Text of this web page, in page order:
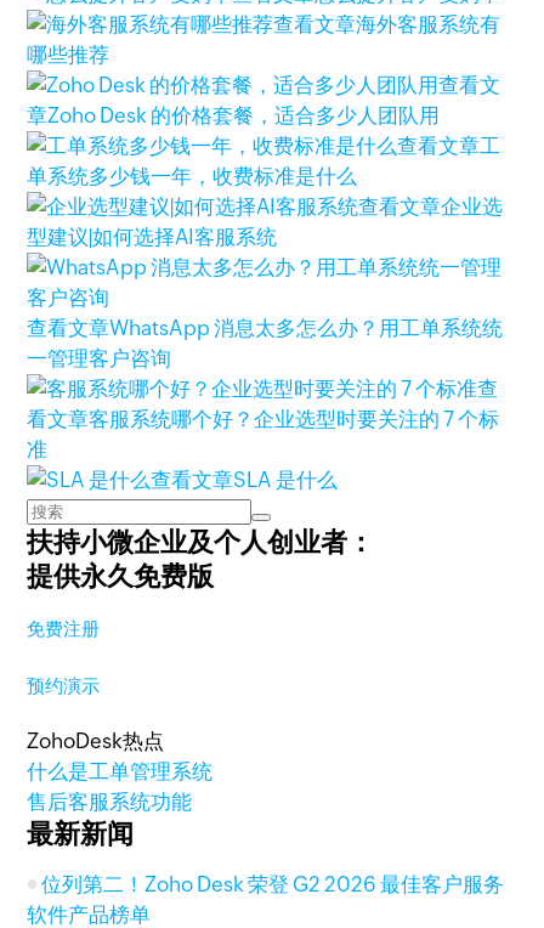
查看文章海外客服系统有
哪些推荐
查看文
章Zoho Desk 的价格套餐，适合多少人团队用
查看文章工
单系统多少钱一年，收费标准是什么
查看文章企业选
型建议|如何选择AI客服系统
查看文章WhatsApp 消息太多怎么办？用工单系统统
一管理客户咨询
查
看文章客服系统哪个好？企业选型时要关注的 7 个标
准
查看文章SLA 是什么
扶持小微企业及个人创业者：
提供永久免费版
免费注册
预约演示
ZohoDesk热点
什么是工单管理系统
售后客服系统功能
最新新闻
位列第二！Zoho Desk 荣登 G2 2026 最佳客户服务
软件产品榜单